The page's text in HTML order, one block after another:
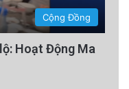
Cộng Đồng
Hoạt Động Ma